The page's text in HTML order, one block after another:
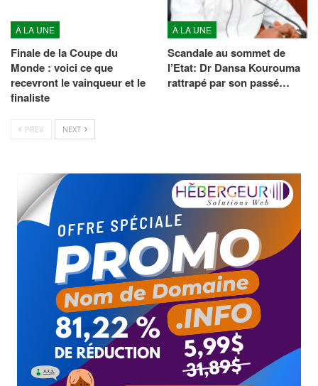
À LA UNE
Finale de la Coupe du
Monde : voici ce que
recevront le vainqueur et le
finaliste
À LA UNE
Scandale au sommet de
l’Etat: Dr Dansa Kourouma
rattrapé par son passé…
PREV NEXT